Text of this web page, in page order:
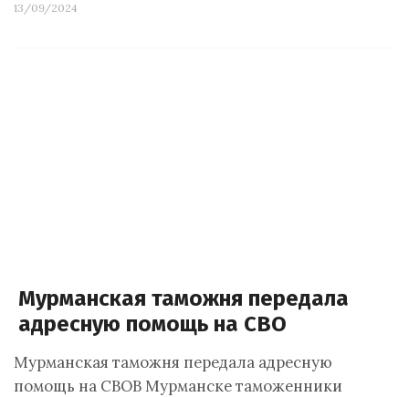
13/09/2024
Мурманская таможня передала
адресную помощь на СВО
Мурманская таможня передала адресную
помощь на СВОВ Мурманске таможенники